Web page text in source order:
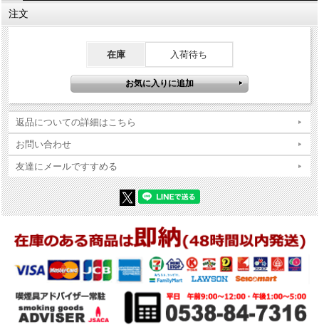
ずれが生じます(場合によっては数年)。
※当店では真贋確認の上、簡易クリーニング、フリントの発火ができ
写真やコンディション説明をご確認の上ご購入ください。
注文
在庫 入荷待ち
返品についての詳細はこちら
お問い合わせ
友達にメールですすめる